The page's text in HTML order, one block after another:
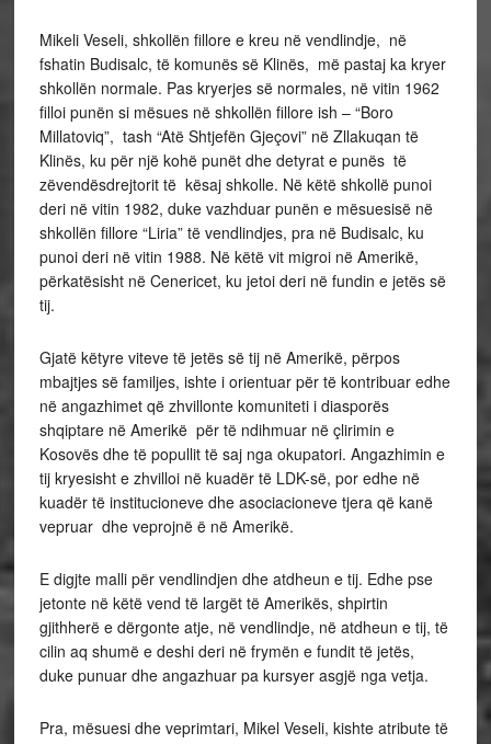
Mikeli Veseli, shkollën fillore e kreu në vendlindje, në
fshatin Budisalc, të komunës së Klinës, më pastaj ka kryer
shkollën normale. Pas kryerjes së normales, në vitin 1962
filloi punën si mësues në shkollën fillore ish – “Boro
Millatoviq”, tash “Atë Shtjefën Gjeçovi” në Zllakuqan të
Klinës, ku për një kohë punët dhe detyrat e punës të
zëvendësdrejtorit të kësaj shkolle. Në këtë shkollë punoi
deri në vitin 1982, duke vazhduar punën e mësuesisë në
shkollën fillore “Liria” të vendlindjes, pra në Budisalc, ku
punoi deri në vitin 1988. Në këtë vit migroi në Amerikë,
përkatësisht në Cenericet, ku jetoi deri në fundin e jetës së
tij.
Gjatë këtyre viteve të jetës së tij në Amerikë, përpos
mbajtjes së familjes, ishte i orientuar për të kontribuar edhe
në angazhimet që zhvillonte komuniteti i diasporës
shqiptare në Amerikë për të ndihmuar në çlirimin e
Kosovës dhe të popullit të saj nga okupatori. Angazhimin e
tij kryesisht e zhvilloi në kuadër të LDK-së, por edhe në
kuadër të institucioneve dhe asociacioneve tjera që kanë
vepruar dhe veprojnë ë në Amerikë.
E digjte malli për vendlindjen dhe atdheun e tij. Edhe pse
jetonte në këtë vend të largët të Amerikës, shpirtin
gjithherë e dërgonte atje, në vendlindje, në atdheun e tij, të
cilin aq shumë e deshi deri në frymën e fundit të jetës,
duke punuar dhe angazhuar pa kursyer asgjë nga vetja.
Pra, mësuesi dhe veprimtari, Mikel Veseli, kishte atribute të